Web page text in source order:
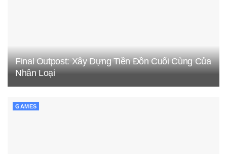
Final Outpost: Xây Dựng Tiền Đồn Cuối Cùng Của
Nhân Loại
GAMES